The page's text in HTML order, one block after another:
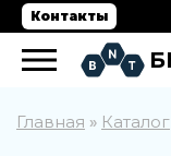
Контакты
Главная » Каталог